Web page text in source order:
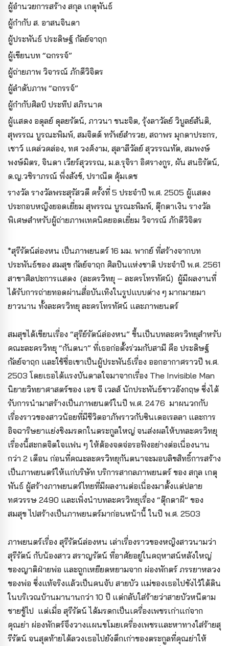
ผู้อำนวยการสร้าง สกุล เกตุพันธ์
ผู้กำกับ ส. อาสนจินดา
ผู้ประพันธ์ ประดิษฐ์ กัลย์จาฤก
ผู้เขียนบท “ฉกรรจ์”
ผู้ถ่ายภาพ วิจารณ์ ภักดีวิจิตร
ผู้ลำดับภาพ “ฉกรรจ์”
ผู้กำกับศิลป์ ประทีป สภิรนาค
ผู้แสดง อดุลย์ ดุลยรัตน์, ภาวนา ชนะจิต, รุ้งลาวัลย์ วิบูลย์สันติ,
สุพรรณ บูรณะพิมพ์, สมจิตต์ ทรัพย์สำรวย, สถาพร มุกดาประกร,
เชาว์ แคล่วคล่อง, ทศ วงศ์งาม, สุลาลีวัลย์ สุวรรณทัต, สมพงษ์
พงษ์มิตร, จินดา เวียร์สุวรรณ, ม.ล.รุจิรา อิศรางกูร, ผัน สนธิรัตน์,
ด.ญ.วชิราภรณ์ พึ่งสังข์, ปราณีต คุ้มเดช
รางวัล รางวัลพระสุรัสวดี ครั้งที่ 5 ประจำปี พ.ศ. 2505 ผู้แสดง
ประกอบหญิงยอดเยี่ยม สุพรรณ บูรณะพิมพ์, ตุ๊กตาเงิน รางวัล
พิเศษสำหรับผู้ถ่ายภาพเทคนิคยอดเยี่ยม วิจารณ์ ภักดีวิจิตร
*สุรีรัตน์ล่องหน เป็นภาพยนตร์ 16 มม. พากย์ ที่สร้างจากบท
ประพันธ์ของ สมสุข กัลย์จาฤก ศิลปินแห่งชาติ ประจำปี พ.ศ. 2561
สาขาศิลปะการแสดง (ละครวิทยุ – ละครโทรทัศน์) ผู้มีผลงานที่
ได้รับการถ่ายทอดผ่านสื่อบันเทิงในรูปแบบต่าง ๆ มากมายมา
ยาวนาน ทั้งละครวิทยุ ละครโทรทัศน์ และภาพยนตร์
สมสุขได้เขียนเรื่อง “สุรีย์รัตน์ล่องหน” ขึ้นเป็นบทละครวิทยุสำหรับ
คณะละครวิทยุ “กันตนา” ที่เธอก่อตั้งร่วมกับสามี คือ ประดิษฐ์
กัลย์จาฤก และใช้ชื่อเขาเป็นผู้ประพันธ์เรื่อง ออกอากาศราวปี พ.ศ.
2503 โดยเธอได้แรงบันดาลใจมาจากเรื่อง The Invisible Man
นิยายวิทยาศาสตร์ของ เอช จี เวลส์ นักประพันธ์ชาวอังกฤษ ซึ่งได้
รับการนำมาสร้างเป็นภาพยนตร์ในปี พ.ศ. 2476 มาผนวกกับ
เรื่องราวของสาวน้อยที่มีชีวิตอาภัพราวกับซินเดอเรลลา และการ
อิจฉาริษยาแย่งชิงมรดกในตระกูลใหญ่ จนส่งผลให้บทละครวิทยุ
เรื่องนี้สะกดจิตใจแฟน ๆ ให้ต้องจดจ่อรอฟังอย่างต่อเนื่องนาน
กว่า 2 เดือน ก่อนที่คณะละครวิทยุกันตนาจะมอบลิขสิทธิ์การสร้าง
เป็นภาพยนตร์ให้แก่บริษัท บริการสากลภาพยนตร์ ของ สกุล เกตุ
พันธ์ ผู้สร้างภาพยนตร์ไทยที่มีผลงานต่อเนื่องมาตั้งแต่ปลาย
ทศวรรษ 2490 และเพิ่งนำบทละครวิทยุเรื่อง “ตุ๊กตาผี” ของ
สมสุข ไปสร้างเป็นภาพยนตร์มาก่อนหน้านี้ ในปี พ.ศ. 2503
ภาพยนตร์เรื่อง สุรีรัตน์ล่องหน เล่าเรื่องราวของหญิงสาวนามว่า
สุรีรัตน์ กับน้องสาว สราญรัตน์ ที่อาศัยอยู่ในคฤหาสน์หลังใหญ่
ของญาติฝ่ายพ่อ และถูกเหยียดหยามจาก ผ่องพักตร์ ภรรยาหลวง
ของพ่อ ซึ่งแท้จริงแล้วเป็นคนจับ สายบัว แม่ของเธอไปขังไว้ใต้ดิน
ในบริเวณบ้านมานานกว่า 10 ปี แต่กลับใส่ร้ายว่าสายบัวหนีตาม
ชายชู้ไป แต่เมื่อ สุรีรัตน์ ได้มรดกเป็นเครื่องเพชรเก่าแก่จาก
คุณย่า ผ่องพักตร์จึงวางแผนขโมยเครื่องเพชรและหาทางใส่ร้ายสุ
รีรัตน์ จนสุดท้ายได้ลวงเธอไปยังตึกเก่าของตระกูลที่คุณย่าให้